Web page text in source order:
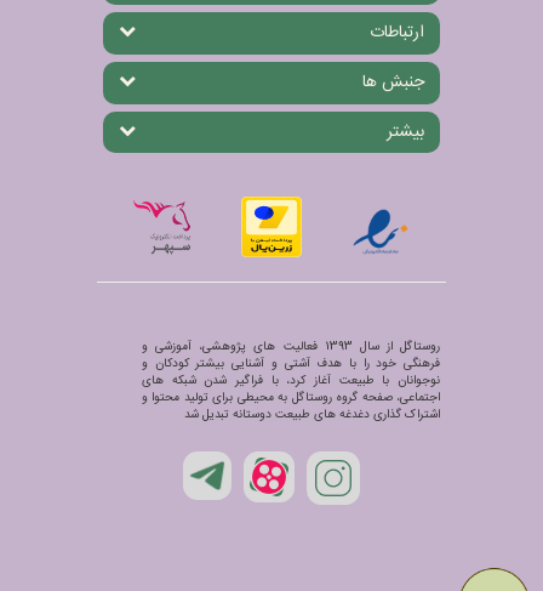
ارتباطات
جنبش ها
بیشتر
روستاگل از سال 1393 فعالیت های پژوهشی، آموزشی و
فرهنگی خود را با هدف آشتی و آشنایی بیشتر کودکان و
نوجوانان با طبیعت آغاز کرد، با فراگیر شدن شبکه های
اجتماعی، صفحه گروه روستاگل به محیطی برای تولید محتوا و
اشتراک گذاری دغدغه های طبیعت دوستانه تبدیل شد